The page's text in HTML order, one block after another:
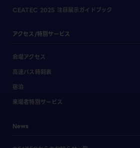
CEATEC 2025 注目展示ガイドブック
アクセス/特別サービス
会場アクセス
高速バス時刻表
宿泊
来場者特別サービス
News